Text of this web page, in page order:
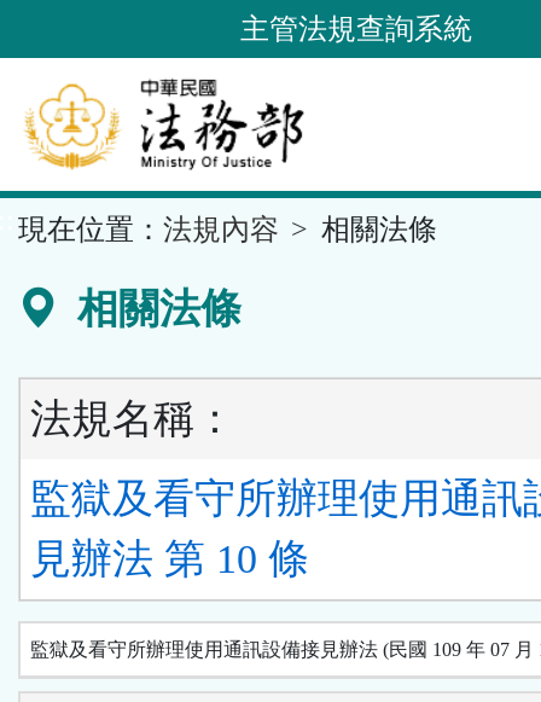
到
要
內
容
區
主管法規查詢系統
現在位置： 法規內容 相關法條
相關法條
法規名稱：
監獄及看守所辦理使用通訊
見辦法 第 10 條
監獄及看守所辦理使用通訊設備接見辦法 (民國 109 年 07 月